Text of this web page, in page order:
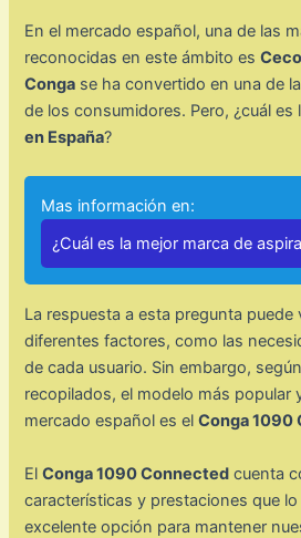
En el mercado español, una de las
reconocidas en este ámbito es
Conga se ha convertido en una de
de los consumidores. Pero, ¿cuál es
en España?
Mas información en:
¿Cuál es la mejor marca de
La respuesta a esta pregunta
diferentes factores, como las
de cada usuario. Sin embargo,
recopilados, el modelo más popular
mercado español es elConga 1090
ElConga 1090 Connected cuenta
características y prestaciones que
excelente opción para mantener